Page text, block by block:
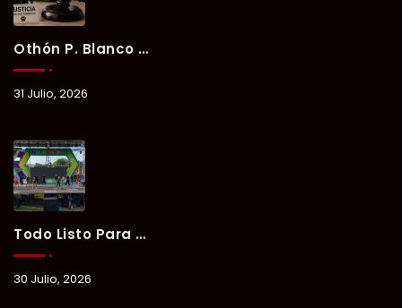
Othón P. Blanco Refrenda Su Compromiso Contra El Maltrato Animal: Vinculan A Proceso A Presunto Responsable Tras Denuncia Del Ayuntamiento.
31 Julio, 2026
Todo Listo Para “Verano Xul-Há 2026”; Un Fin De Semana De Deporte, Música Y Convivencia Familiar.
30 Julio, 2026